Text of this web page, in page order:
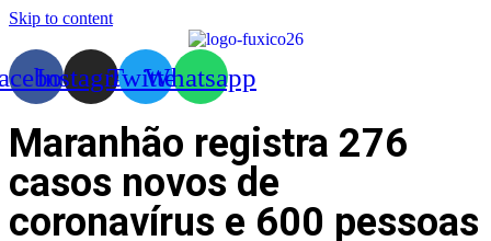
Skip to content
InstagramTwitterWhatsapp
Maranhão registra 276
casos novos de
coronavírus e 600 pessoas